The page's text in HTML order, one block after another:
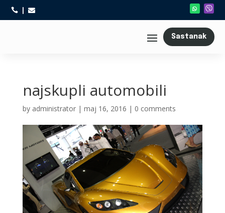
 
Sastanak
najskupli automobili
by administrator| maj 16, 2016 | 0 comments